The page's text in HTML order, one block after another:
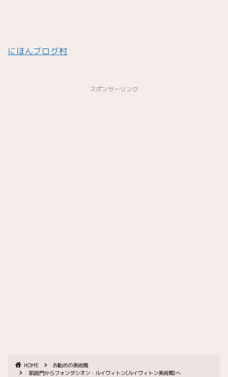
にほんブログ村
スポンサーリンク
HOME
お勧めの美術館
凱旋門からフォンダシオン・ルイヴィトン(ルイヴィトン美術館)へ